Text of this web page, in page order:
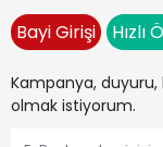
Bayi Girişi Hızlı
Kampanya,
olmak istiyorum.